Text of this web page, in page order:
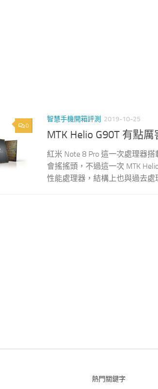
0
智慧手機開箱評測 2019-10-25
MTK Helio G90T 有點
紅米 Note 8 Pro 這一次處理器
會搖搖頭，不過這一次 MTK
性能處理器，結構上也與過去處
熱門關鍵字